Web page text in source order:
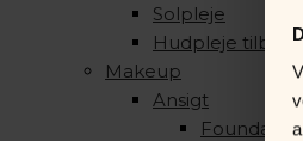
Solpleje
Hudpleje
Makeup
Ansigt